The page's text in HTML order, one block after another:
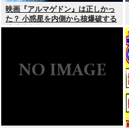
映画『アルマゲドン』は正しかっ
た？ 小惑星を内側から核爆破する
地球防衛策